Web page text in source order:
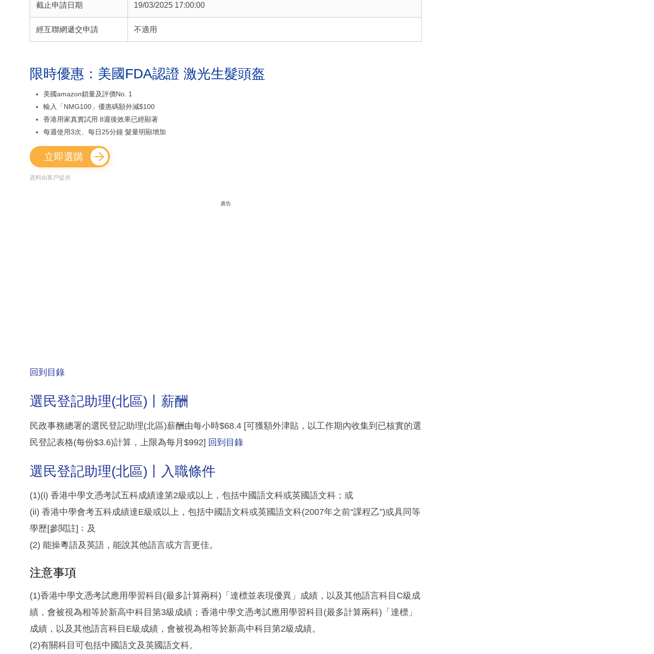
截止申請日期 19/03/2025 17:00:00
經互聯網遞交申請 不適用
限時優惠：美國FDA認證 激光生髮頭盔
美國amazon鎖量及評價No. 1
輸入「NMG100」優惠碼額外減$100
香港用家真實試用 8週後效果已經顯著
每週使用3次、每日25分鐘 髮量明顯增加
立即選購
資料由客戶提供
廣告
回到目錄
選民登記助理(北區)丨薪酬
民政事務總署的選民登記助理(北區)薪酬由每小時$68.4 [可獲額外津貼，以工作期內收集到已核實的選
民登記表格(每份$3.6)計算，上限為每月$992] 回到目錄
選民登記助理(北區)丨入職條件
(1)(i) 香港中學文憑考試五科成績達第2級或以上，包括中國語文科或英國語文科；或
(ii) 香港中學會考五科成績達E級或以上，包括中國語文科或英國語文科(2007年之前“課程乙”)或具同等
學歷[參閱註]﹔及
(2) 能操粵語及英語，能說其他語言或方言更佳。
注意事項
(1)香港中學文憑考試應用學習科目(最多計算兩科)「達標並表現優異」成績，以及其他語言科目C級成
績，會被視為相等於新高中科目第3級成績；香港中學文憑考試應用學習科目(最多計算兩科)「達標」
成績，以及其他語言科目E級成績，會被視為相等於新高中科目第2級成績。
(2)有關科目可包括中國語文及英國語文科。